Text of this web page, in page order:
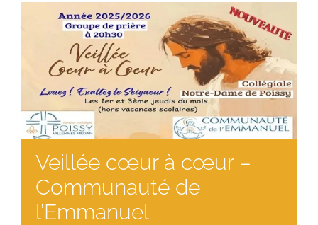
Veillée cœur à cœur –
Communauté de
l’Emmanuel